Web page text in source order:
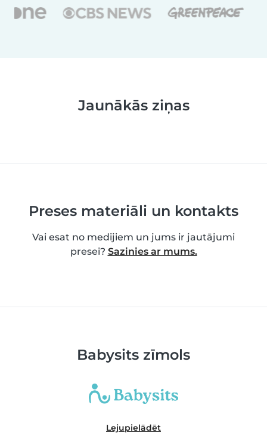
Jaunākās ziņas
Preses materiāli un kontakts
Vai esat no medijiem un jums ir jautājumi
presei? Sazinies ar mums.
Babysits zīmols
Lejupielādēt